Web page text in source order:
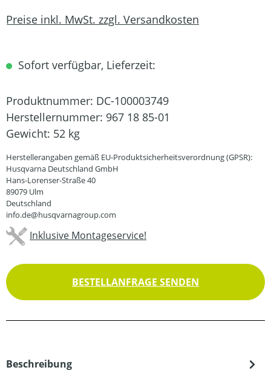
Preise inkl. MwSt. zzgl. Versandkosten
Sofort verfügbar, Lieferzeit:
Produktnummer: DC-100003749
Herstellernummer: 967 18 85-01
Gewicht: 52 kg
Herstellerangaben gemäß EU-Produktsicherheitsverordnung (GPSR):
Husqvarna Deutschland GmbH
Hans-Lorenser-Straße 40
89079 Ulm
Deutschland
info.de@husqvarnagroup.com
Inklusive Montageservice!
BESTELLANFRAGE SENDEN
Beschreibung